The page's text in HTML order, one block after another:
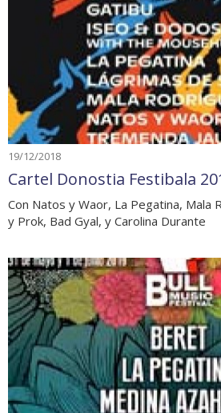
19/12/2018
Cartel Donostia Festibala
Con Natos y Waor, La Pegatina, Mala
y Prok, Bad Gyal, y Carolina Durante